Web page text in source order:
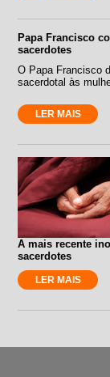
Papa Francisco
sacerdotes
O Papa Francisco
sacerdotal às
LER MAIS
A mais recente
sacerdotes
LER MAIS